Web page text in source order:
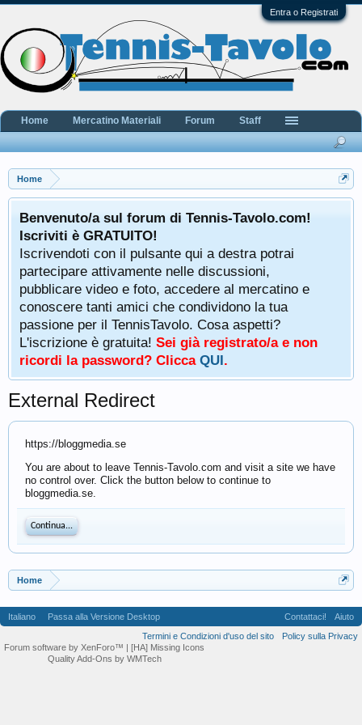
Entra o Registrati
Home
Benvenuto/a sul forum di Tennis-Tavolo.com!
Iscriviti è GRATUITO!
Iscrivendoti con il pulsante qui a destra potrai
partecipare attivamente nelle discussioni,
pubblicare video e foto, accedere al mercatino e
conoscere tanti amici che condividono la tua
passione per il TennisTavolo. Cosa aspetti?
L'iscrizione è gratuita! Sei già registrato/a e non
ricordi la password? Clicca QUI.
External Redirect
https://bloggmedia.se
You are about to leave Tennis-Tavolo.com and visit a site we have
no control over. Click the button below to continue to
bloggmedia.se.
Continua...
Home
Home Mercatino Materiali Forum Staff
Italiano Passa alla Versione Desktop Contattaci!
Aiuto
Termini e Condizioni d'uso del sito
Policy sulla Privacy
Forum software by XenForo™ | [HA] Missing Icons
Quality Add-Ons by WMTech